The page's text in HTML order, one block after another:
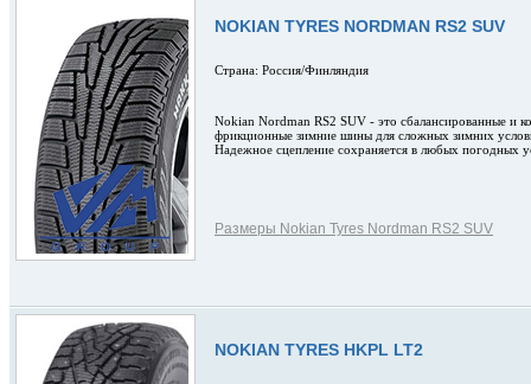
NOKIAN TYRES NORDMAN RS2 SUV
Страна: Россия/Финляндия
Nokian Nordman RS2 SUV - это сбалансированные и
фрикционные зимние шины для сложных зимних
Надежное сцепление сохраняется в любых погодных
Размеры Nokian Tyres Nordman RS2 SUV
NOKIAN TYRES HKPL LT2